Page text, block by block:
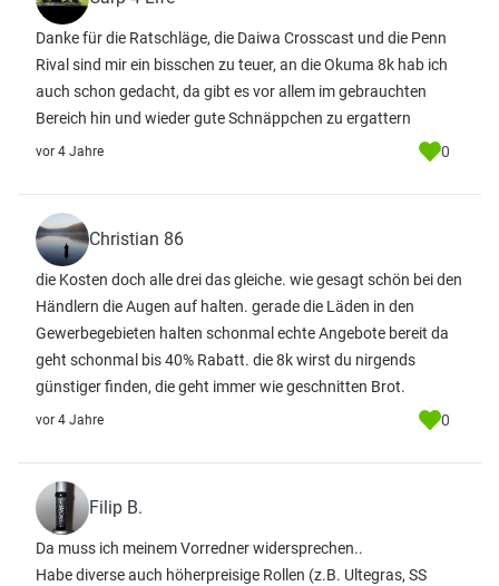
Danke für die Ratschläge, die Daiwa Crosscast und die Penn
Rival sind mir ein bisschen zu teuer, an die Okuma 8k hab ich
auch schon gedacht, da gibt es vor allem im gebrauchten
Bereich hin und wieder gute Schnäppchen zu ergattern
vor 4 Jahre 0
Christian 86
die Kosten doch alle drei das gleiche. wie gesagt schön bei den
Händlern die Augen auf halten. gerade die Läden in den
Gewerbegebieten halten schonmal echte Angebote bereit da
geht schonmal bis 40% Rabatt. die 8k wirst du nirgends
günstiger finden, die geht immer wie geschnitten Brot.
vor 4 Jahre 0
Filip B.
Da muss ich meinem Vorredner widersprechen..
Habe diverse auch höherpreisige Rollen (z.B. Ultegras, SS